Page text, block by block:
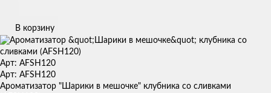
В корзину
Арт: AFSH120
Арт: AFSH120
Ароматизатор "Шарики в мешочке" клубника со сливками